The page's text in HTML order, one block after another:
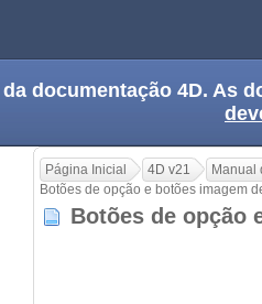
documentação 4D. As
Página Inicial 4D v21
Manual
Botões de opção e botões imagem
Botões de opção